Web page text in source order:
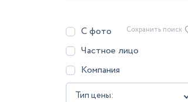
С фото
Частное лицо
Компания
Тип цены:
Сохранить поиск